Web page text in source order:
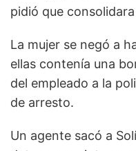
pidió que
La mujer se negó a
ellas contenía una
del empleado a la
de arresto.
Un agente sacó a